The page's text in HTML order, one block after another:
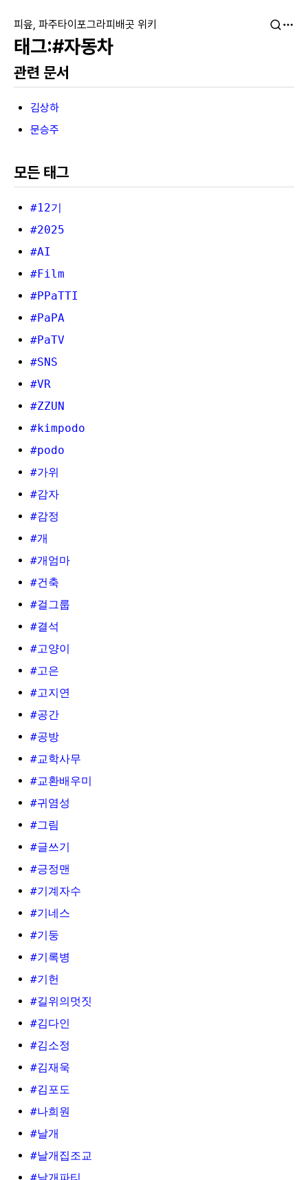
피읖, 파주타이포그라피배곳 위키
#자동차
관련 문서
김상하
문승주
모든 태그
#12기
#2025
#AI
#Film
#PPaTTI
#PaPA
#PaTV
#SNS
#VR
#ZZUN
#kimpodo
#podo
#가위
#감자
#감정
#개
#개엄마
#건축
#걸그룹
#결석
#고양이
#고은
#고지연
#공간
#공방
#교학사무
#교환배우미
#귀염성
#그림
#글쓰기
#긍정맨
#기계자수
#기네스
#기둥
#기록병
#기헌
#길위의멋짓
#김다인
#김소정
#김재욱
#김포도
#나희원
#날개
#날개집조교